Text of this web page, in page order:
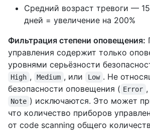
Средний возраст тревоги —
дней = увеличение на 200%
Фильтрация степени оповещения:
управления содержит только
уровнями серьёзности
High , Medium , или Low . Не
безопасности оповещения ( Error ,
Note ) исключаются. Это может
что количество приборов
от code scanning общего